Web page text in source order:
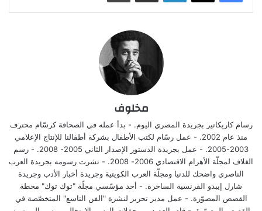
مخلوف
رسام كاريكاتير بجريدة المصري اليوم. - بدأ عمله في الصحافة كرسّام محترف
منذ عام 2002. - عمل رسّام لكتب الأطفال بشركة أطفالنا للإنتاج الإعلامي
2003-2005. - عمل بجريدة الدستور الإصدار الثاني 2005- 2008. - رسم
الغلاف لمجلّة الأهرام الاقتصادي 2006- 2008. - تشرت رسومه بجريدة العرب
الناصري واضحك للدنيا ومجلّة العرب الكويتية وجريدة أخبار الأدب وجريدة
شارل إيبدو الفرنسية الساخرة. - أحد مؤسّسي مجلّة "توك توك" محطة
القصص المصوّرة. - عمل مدير تحرير لنشرة "الفن التاسع" المتخصّصة في